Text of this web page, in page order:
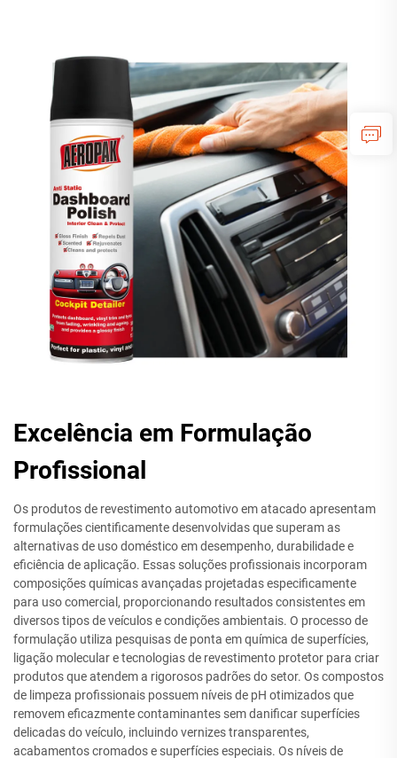
Excelência em Formulação
Profissional
Os produtos de revestimento automotivo em atacado apresentam
formulações cientificamente desenvolvidas que superam as
alternativas de uso doméstico em desempenho, durabilidade e
eficiência de aplicação. Essas soluções profissionais incorporam
composições químicas avançadas projetadas especificamente
para uso comercial, proporcionando resultados consistentes em
diversos tipos de veículos e condições ambientais. O processo de
formulação utiliza pesquisas de ponta em química de superfícies,
ligação molecular e tecnologias de revestimento protetor para criar
produtos que atendem a rigorosos padrões do setor. Os compostos
de limpeza profissionais possuem níveis de pH otimizados que
removem eficazmente contaminantes sem danificar superfícies
delicadas do veículo, incluindo vernizes transparentes,
acabamentos cromados e superfícies especiais. Os níveis de